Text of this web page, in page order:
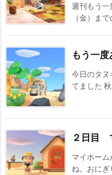
週刊もう
（金）ま
もう一
今日のタ
てました
２日目
マイホー
ね。おにぎ